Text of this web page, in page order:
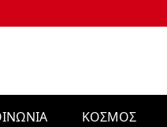
ΚΟΣΜΟΣ